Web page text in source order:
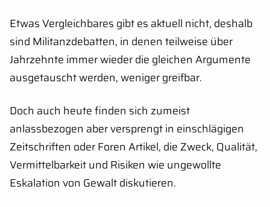
Etwas Vergleichbares gibt es aktuell nicht, deshalb
sind Militanzdebatten, in denen teilweise über
Jahrzehnte immer wieder die gleichen Argumente
ausgetauscht werden, weniger greifbar.
Doch auch heute finden sich zumeist
anlassbezogen aber versprengt in einschlägigen
Zeitschriften oder Foren Artikel, die Zweck, Qualität,
Vermittelbarkeit und Risiken wie ungewollte
Eskalation von Gewalt diskutieren.